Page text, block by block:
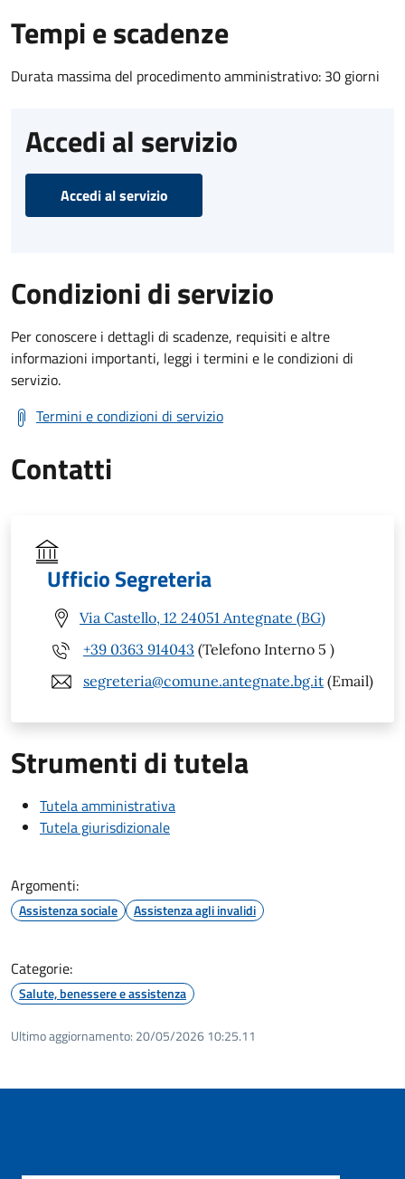
Tempi e scadenze
Durata massima del procedimento amministrativo: 30 giorni
Accedi al servizio
Accedi al servizio
Condizioni di servizio
Per conoscere i dettagli di scadenze, requisiti e altre
informazioni importanti, leggi i termini e le condizioni di
servizio.
Termini e condizioni di servizio
Contatti
Ufficio Segreteria
Via Castello, 12 24051 Antegnate (BG)
+39 0363 914043 (Telefono Interno 5 )
segreteria@comune.antegnate.bg.it (Email)
Strumenti di tutela
Tutela amministrativa
Tutela giurisdizionale
Argomenti:
Assistenza sociale Assistenza agli invalidi
Categorie:
Salute, benessere e assistenza
Ultimo aggiornamento: 20/05/2026 10:25.11